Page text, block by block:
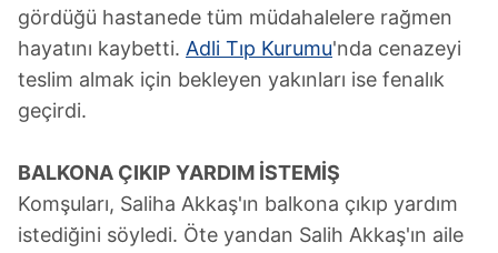
gördüğü hastanede tüm müdahalelere rağmen
hayatını kaybetti. Adli Tıp Kurumu'nda cenazeyi
teslim almak için bekleyen yakınları ise fenalık
geçirdi.
BALKONA ÇIKIP YARDIM İSTEMİŞ
Komşuları, Saliha Akkaş'ın balkona çıkıp yardım
istediğini söyledi. Öte yandan Salih Akkaş'ın aile